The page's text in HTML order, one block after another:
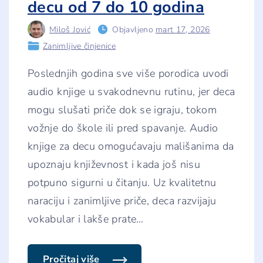
a
l
i
f
i
k
c
i
j
u
–
p
i
t
a
j
a
k
o
j
m
a
t
decu od 7 do 10 godina
Miloš Jović Objavljeno mart 17, 2026
Zanimljive činjenice
Poslednjih godina sve više porodica uvodi
audio knjige u svakodnevnu rutinu, jer deca
mogu slušati priče dok se igraju, tokom
vožnje do škole ili pred spavanje. Audio
knjige za decu omogućavaju mališanima da
upoznaju književnost i kada još nisu
potpuno sigurni u čitanju. Uz kvalitetnu
naraciju i zanimljive priče, deca razvijaju
vokabular i lakše prate…
Pročitaj više